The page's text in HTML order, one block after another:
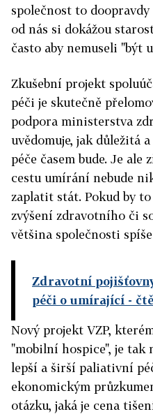
společnost to
od nás si dokážou
často aby nemuseli "být
Zkušební projekt
péči je skutečně
podpora ministerstva
uvědomuje, jak důležitá
péče časem bude. Je ale
cestu umírání nebude
zaplatit stát. Pokud by
zvýšení zdravotního či
většina společnosti
Zdravotní
péči o umírající -
Nový projekt VZP,
"mobilní hospice", je
lepší a širší paliativní
ekonomickým
otázku, jaká je cena